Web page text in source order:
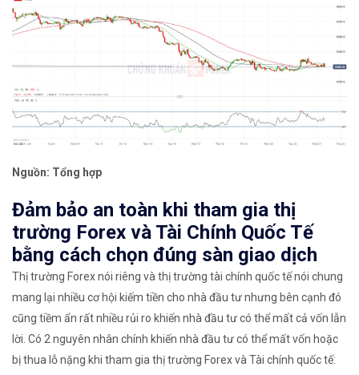
Nguồn: Tổng hợp
Đảm bảo an toàn khi tham gia thị
trường Forex và Tài Chính Quốc Tế
bằng cách chọn đúng sàn giao dịch
Thị trường Forex nói riêng và thị trường tài chính quốc tế nói chung
mang lại nhiều cơ hội kiếm tiền cho nhà đầu tư nhưng bên cạnh đó
cũng tiềm ẩn rất nhiều rủi ro khiến nhà đầu tư có thể mất cả vốn lẫn
lời. Có 2 nguyên nhân chính khiến nhà đầu tư có thể mất vốn hoặc
bị thua lỗ nặng khi tham gia thị trường Forex và Tài chính quốc tế: